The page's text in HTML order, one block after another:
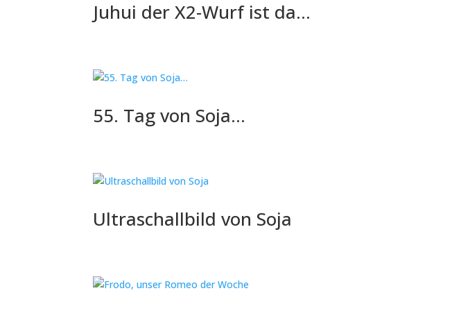
Juhui der X2-Wurf ist da…
55. Tag von Soja…
Ultraschallbild von Soja